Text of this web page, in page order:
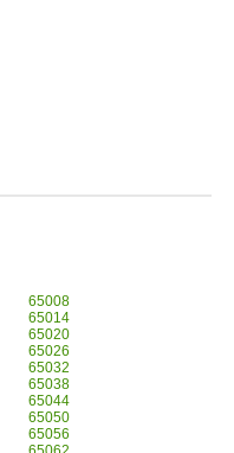
65008
65014
65020
65026
65032
65038
65044
65050
65056